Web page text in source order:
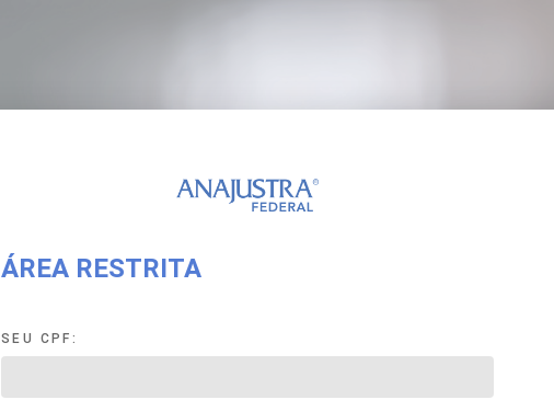
ÁREA RESTRITA
SEU CPF: